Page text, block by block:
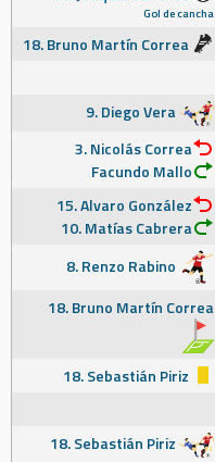
Gol de cancha
18. Bruno Martín Correa
9. Diego Vera
3. Nicolás Correa
Facundo Mallo
15. Alvaro González
10. Matías Cabrera
8. Renzo Rabino
18. Bruno Martín Correa
18. Sebastián Piriz
18. Sebastián Piriz